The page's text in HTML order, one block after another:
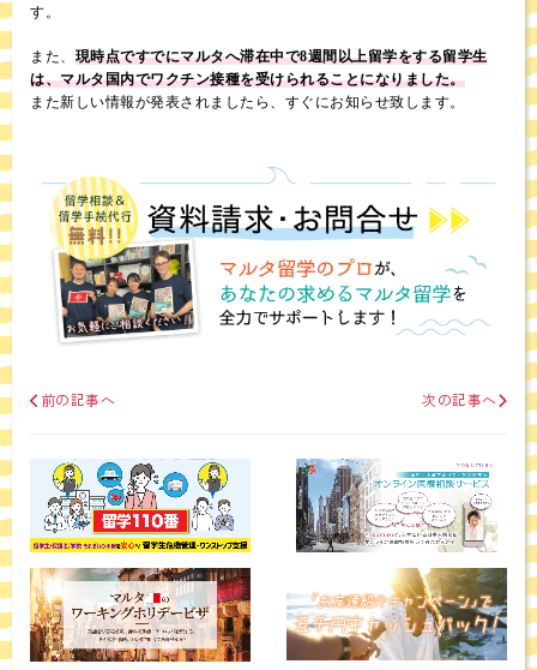
す。
また、 現時点ですでにマルタへ滞在中で8週間以上留学をする留学生
は、マルタ国内でワクチン接種を受けられることになりました。
また新しい情報が発表されましたら、すぐにお知らせ致します。
前の記事へ 次の記事へ